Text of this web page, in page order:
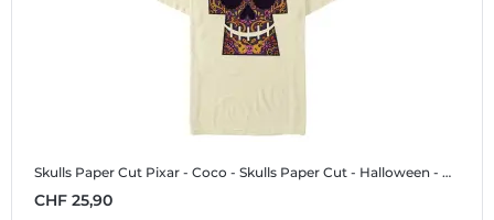
Skulls Paper Cut Pixar - Coco - Skulls Paper Cut - Halloween - Männer T-Shirt
CHF 25,90